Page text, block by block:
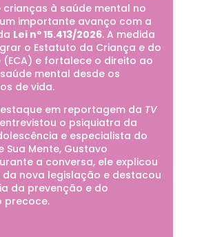
crianças à saúde mental no
um importante avanço com a
Lei nº 15.413/2026. A medida
o Estatuto da Criança e do
e fortalece o direito ao
mental desde os
de vida.
em reportagem da TV
o psiquiatra da
e especialista do
Sua Mente, Gustavo
a conversa, ele explicou
nova legislação e destacou
da prevenção e do
precoce.